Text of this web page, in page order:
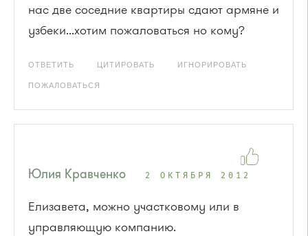
нас две соседние квартиры сдают армяне и
узбеки...хотим пожаловаться но кому?
ОТВЕТИТЬ ЦИТИРОВАТЬ ИГНОРИРОВАТЬ
ПОЖАЛОВАТЬСЯ
Юлия Кравченко 2 ОКТЯБРЯ 2012
Елизавета, можно участковому или в
управляющую компанию.